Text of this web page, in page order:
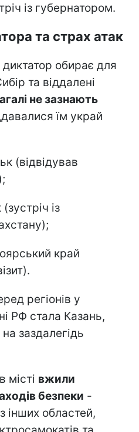
із губернатором.
та страх атак
обирає для
та віддалені
не зазнають
їм украй
(відвідував
із
край
регіонів у
РФ стала Казань,
заздалегідь
місті вжили
безпеки -
інших областей,